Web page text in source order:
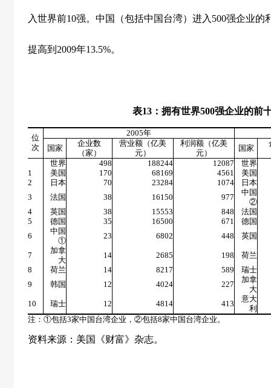
入世界前10强。中国（包括中国台湾）进入 500强企业的
提高到 2009年13.5%。
表13 ：拥有世界500强企业的前
位
次
2005年
国家
企业数
（家）
营业额（亿美
元）
利润额（亿美
元）
国家
世界
498 188244 12087
世界
1
美国 170 68169 4561
美国
2
日本 70 23284 1074
日本
3
法国 38 16150 977
中国
②
4
英国 38 15553 848
法国
5
德国 35 16500 671
德国
6
中国
①
23 6802 448 英国
7
加拿
大
14 2685 198
荷兰
8
荷兰 14 8217 589
瑞士
9
韩国 12 4024 227
加拿
大
10
瑞士 12 4814 413
意大
利
注：①包括3家中国台湾企业，②包括8家中国台湾企业。
资料来源：美国《财富》杂志。